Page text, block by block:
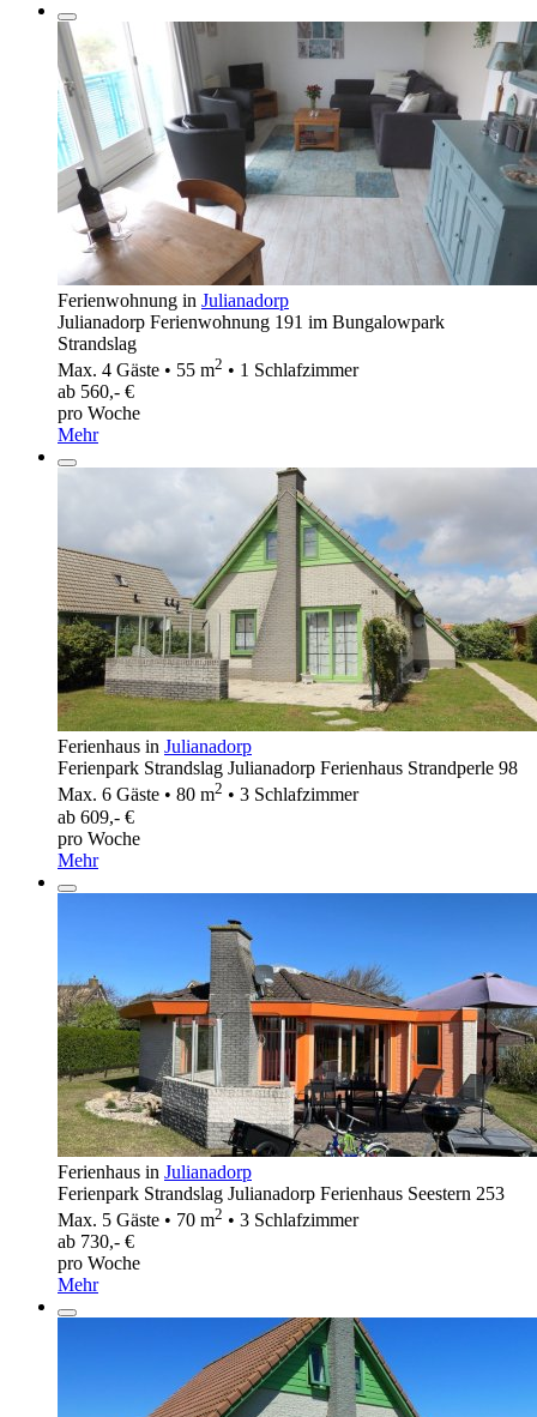
Ferienwohnung in Julianadorp
Julianadorp Ferienwohnung 191 im Bungalowpark
Strandslag
Max. 4 Gäste • 55 m2 • 1 Schlafzimmer
ab 560,- €
pro Woche
Mehr
Ferienhaus in Julianadorp
Ferienpark Strandslag Julianadorp Ferienhaus Strandperle 98
Max. 6 Gäste • 80 m2 • 3 Schlafzimmer
ab 609,- €
pro Woche
Mehr
Ferienhaus in Julianadorp
Ferienpark Strandslag Julianadorp Ferienhaus Seestern 253
Max. 5 Gäste • 70 m2 • 3 Schlafzimmer
ab 730,- €
pro Woche
Mehr